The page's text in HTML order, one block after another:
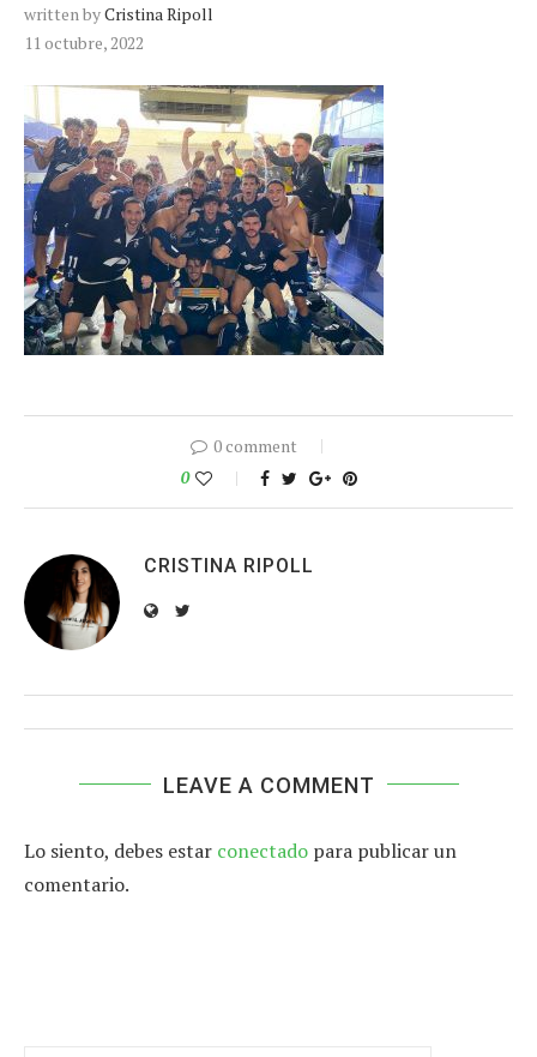
written byCristina Ripoll
11 octubre, 2022
0 comment
0
CRISTINA RIPOLL
LEAVE A COMMENT
Lo siento, debes estar conectado para publicar un
comentario.